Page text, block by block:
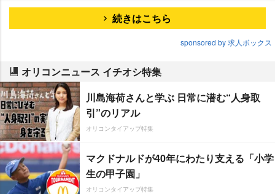
続きはこちら
sponsored by 求人ボックス
オリコンニュース イチオシ特集
川島海荷さんと学ぶ 日常に潜む“人身取
引”のリアル
オリコンタイアップ特集
マクドナルドが40年にわたり支える「小学
生の甲子園」
オリコンタイアップ特集